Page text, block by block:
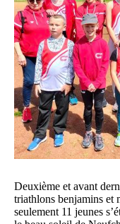
Deuxième et avant
triathlons benjamins et
seulement 11 jeunes